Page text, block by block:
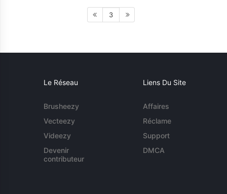
3
Le Réseau
Brusheezy
Vecteezy
Videezy
Devenir
contributeur
Liens Du Site
Affaires
Réclame
Support
DMCA